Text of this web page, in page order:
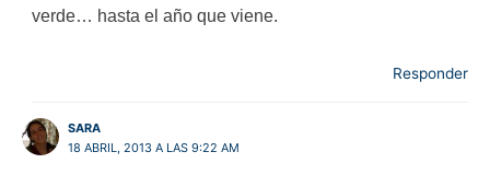
verde… hasta el año que viene.
Responder
SARA
18 ABRIL, 2013 A LAS 9:22 AM